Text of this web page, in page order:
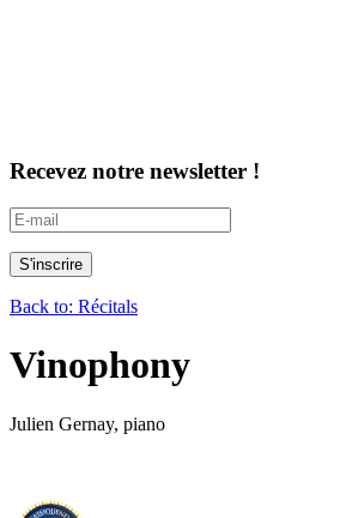
Recevez notre newsletter !
Back to: Récitals
Vinophony
Julien Gernay, piano